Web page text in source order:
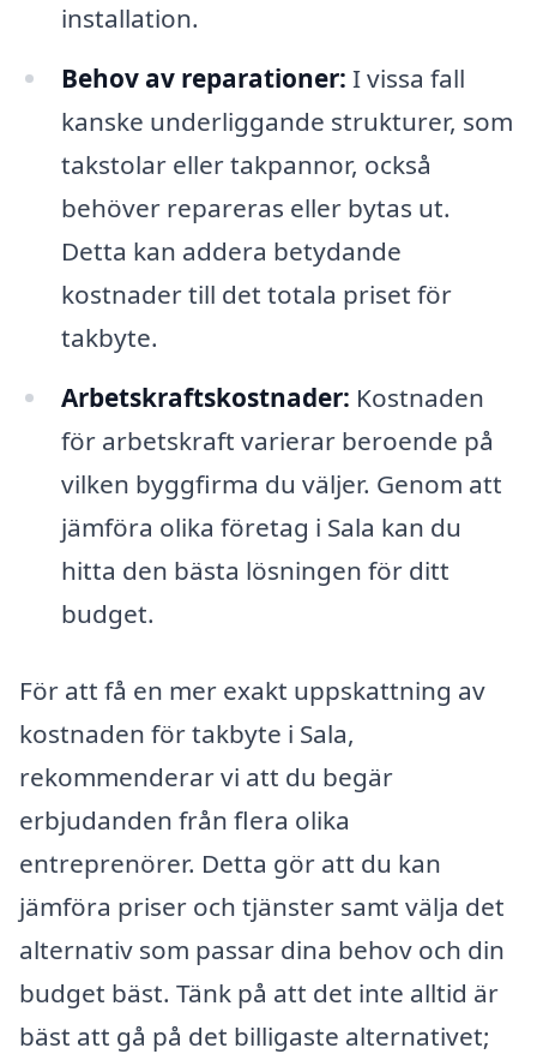
installation.
Behov av reparationer: I vissa fall
kanske underliggande strukturer, som
takstolar eller takpannor, också
behöver repareras eller bytas ut.
Detta kan addera betydande
kostnader till det totala priset för
takbyte.
Arbetskraftskostnader: Kostnaden
för arbetskraft varierar beroende på
vilken byggfirma du väljer. Genom att
jämföra olika företag i Sala kan du
hitta den bästa lösningen för ditt
budget.
För att få en mer exakt uppskattning av
kostnaden för takbyte i Sala,
rekommenderar vi att du begär
erbjudanden från flera olika
entreprenörer. Detta gör att du kan
jämföra priser och tjänster samt välja det
alternativ som passar dina behov och din
budget bäst. Tänk på att det inte alltid är
bäst att gå på det billigaste alternativet;